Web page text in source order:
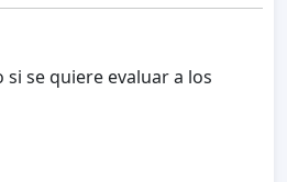
se quiere evaluar a los